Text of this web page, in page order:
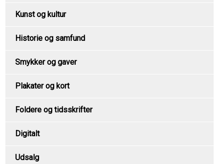
Kunst og kultur
Historie og samfund
Smykker og gaver
Plakater og kort
Foldere og tidsskrifter
Digitalt
Udsalg